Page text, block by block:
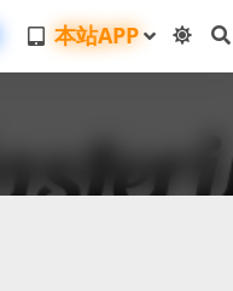
本站APP